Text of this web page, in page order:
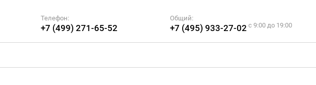
Телефон:
+7 (499) 271-65-52
Общий:
+7 (495) 933-27-02 c 9:00 до 19:00